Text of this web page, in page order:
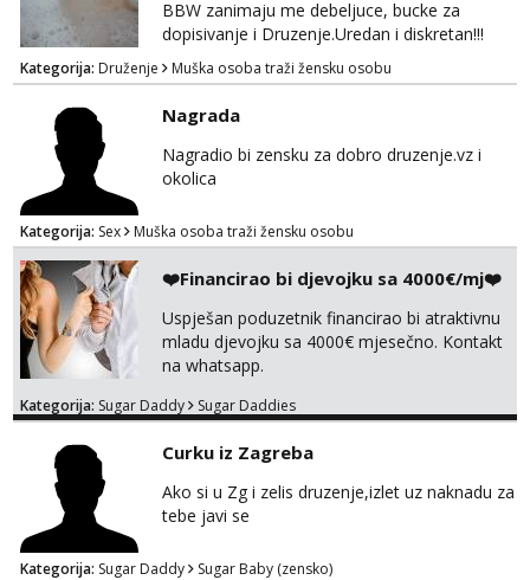
me tamo, cekam te!
BBW zanimaju me debeljuce, bucke za
dopisivanje i Druzenje.Uredan i diskretan!!!
Kategorija: Druženje Muška osoba traži žensku osobu
Nagrada
Nagradio bi zensku za dobro druzenje.vz i
okolica
Kategorija: Sex Muška osoba traži žensku osobu
❤️Financirao bi djevojku sa 4000€/mj❤️
Uspješan poduzetnik financirao bi atraktivnu
mladu djevojku sa 4000€ mjesečno. Kontakt
na whatsapp.
Kategorija: Sugar Daddy Sugar Daddies
Curku iz Zagreba
Ako si u Zg i zelis druzenje,izlet uz naknadu za
tebe javi se
Kategorija: Sugar Daddy Sugar Baby (zensko)